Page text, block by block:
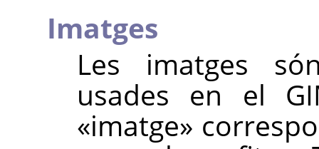
Imatges
Les imatges
usades en el
«imatge»